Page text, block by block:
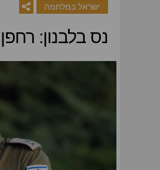
ישראל במלחמה
נס בלבנון: